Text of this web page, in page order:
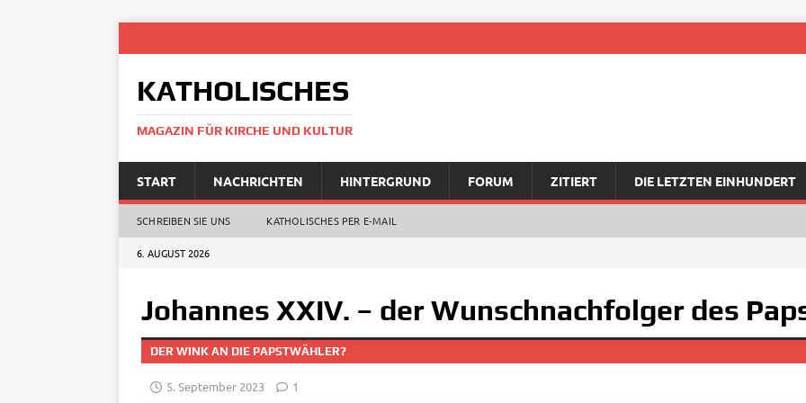
KATHOLISCHES
MAGAZIN FÜR KIRCHE UND KULTUR
START NACHRICHTEN HINTERGRUND FORUM ZITIERT DIE LETZTEN EINHUNDERT
SCHREIBEN SIE UNS KATHOLISCHES PER E‑MAIL
6. AUGUST 2026
Johannes XXIV. – der Wunschnachfolger des
DER WINK AN DIE PAPSTWÄHLER?
5. September 2023 1